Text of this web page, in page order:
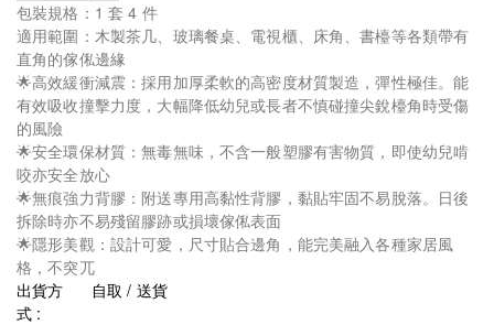
包裝規格：1 套 4 件
適用範圍：木製茶几、玻璃餐桌、電視櫃、床角、書檯等各類帶有
直角的傢俬邊緣
🌟高效緩衝減震：採用加厚柔軟的高密度材質製造，彈性極佳。能
有效吸收撞擊力度，大幅降低幼兒或長者不慎碰撞尖銳檯角時受傷
的風險
🌟安全環保材質：無毒無味，不含一般塑膠有害物質，即使幼兒啃
咬亦安全放心
🌟無痕強力背膠：附送專用高黏性背膠，黏貼牢固不易脫落。日後
拆除時亦不易殘留膠跡或損壞傢俬表面
🌟隱形美觀：設計可愛，尺寸貼合邊角，能完美融入各種家居風
格，不突兀
出貨方
式 :
自取 / 送貨